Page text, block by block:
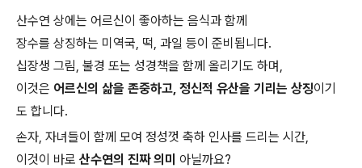
산수연 상에는 어르신이 좋아하는 음식과 함께
장수를 상징하는 미역국, 떡, 과일 등이 준비됩니다.
십장생 그림, 불경 또는 성경책을 함께 올리기도 하며,
이것은 어르신의 삶을 존중하고, 정신적 유산을 기리는 상징이기
도 합니다.
손자, 자녀들이 함께 모여 정성껏 축하 인사를 드리는 시간,
이것이 바로 산수연의 진짜 의미 아닐까요?